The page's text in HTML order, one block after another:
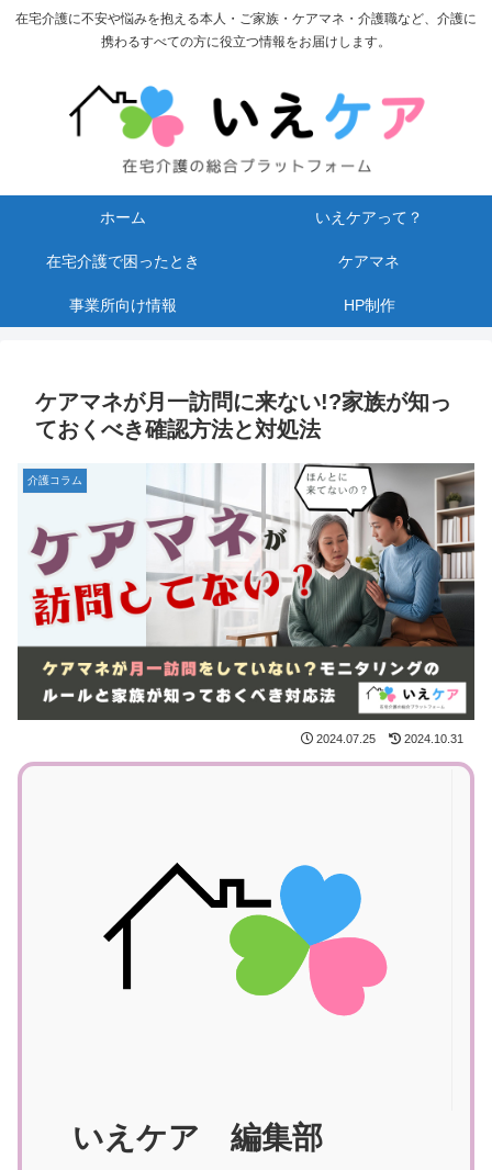
在宅介護に不安や悩みを抱える本人・ご家族・ケアマネ・介護職など、介護に
携わるすべての方に役立つ情報をお届けします。
ホーム いえケアって？
在宅介護で困ったとき ケアマネ
事業所向け情報 HP制作
ケアマネが月一訪問に来ない!?家族が知っ
ておくべき確認方法と対処法
介護コラム
2024.07.25 2024.10.31
いえケア 編集部